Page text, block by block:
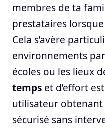
membres de ta
prestataires
Cela s’avère
environnements
écoles ou les lieux
temps et d’effort
utilisateur obtenant
sécurisé sans